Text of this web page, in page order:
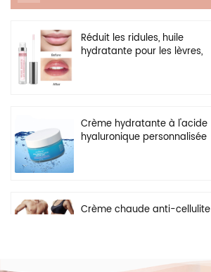
Réduit les ridules, huile
hydratante pour les lèvres,
Crème hydratante à l'acide
hyaluronique personnalisée
Crème chaude anti-cellulite
amincissante pour le corps